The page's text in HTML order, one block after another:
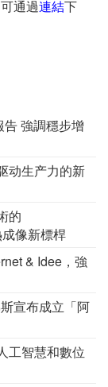
通過連結下
強調穩步增
动生产力的新
的
像新標桿
& Idee，強
宣布成立「阿
工智慧和數位